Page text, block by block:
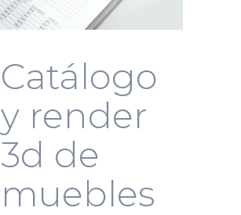
Catálogo
y render
3d de
muebles